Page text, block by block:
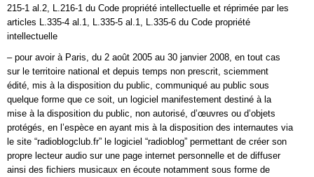
215-1 al.2, L.216-1 du Code propriété intellectuelle et réprimée par les
articles L.335-4 al.1, L.335-5 al.1, L.335-6 du Code propriété
intellectuelle
– pour avoir à Paris, du 2 août 2005 au 30 janvier 2008, en tout cas
sur le territoire national et depuis temps non prescrit, sciemment
édité, mis à la disposition du public, communiqué au public sous
quelque forme que ce soit, un logiciel manifestement destiné à la
mise à la disposition du public, non autorisé, d’œuvres ou d’objets
protégés, en l’espèce en ayant mis à la disposition des internautes via
le site “radioblogclub.fr” le logiciel “radioblog” permettant de créer son
propre lecteur audio sur une page internet personnelle et de diffuser
ainsi des fichiers musicaux en écoute notamment sous forme de